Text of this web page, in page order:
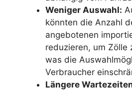
Weniger Auswahl:
könnten die Anzahl
angebotenen
reduzieren, um Zölle
was die
Verbraucher
Längere